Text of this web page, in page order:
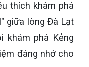
thích khám phá
giữa lòng Đà Lạt
khám phá Kẻng
đáng nhớ cho